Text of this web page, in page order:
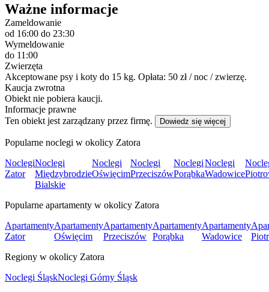
Ważne informacje
Zameldowanie
od 16:00 do 23:30
Wymeldowanie
do 11:00
Zwierzęta
Akceptowane psy i koty do 15 kg. Opłata: 50 zł / noc / zwierzę.
Kaucja zwrotna
Obiekt nie pobiera kaucji.
Informacje prawne
Ten obiekt jest zarządzany przez firmę.
Dowiedz się więcej
Popularne noclegi w okolicy Zatora
Noclegi
Zator
Noclegi
Międzybrodzie
Bialskie
Noclegi
Oświęcim
Noclegi
Przeciszów
Noclegi
Porąbka
Noclegi
Wadowice
Popularne apartamenty w okolicy Zatora
Apartamenty
Zator
Apartamenty
Oświęcim
Apartamenty
Przeciszów
Apartamenty
Porąbka
Apartamenty
Wadowice
Regiony w okolicy Zatora
Noclegi ŚląskNoclegi Górny Śląsk